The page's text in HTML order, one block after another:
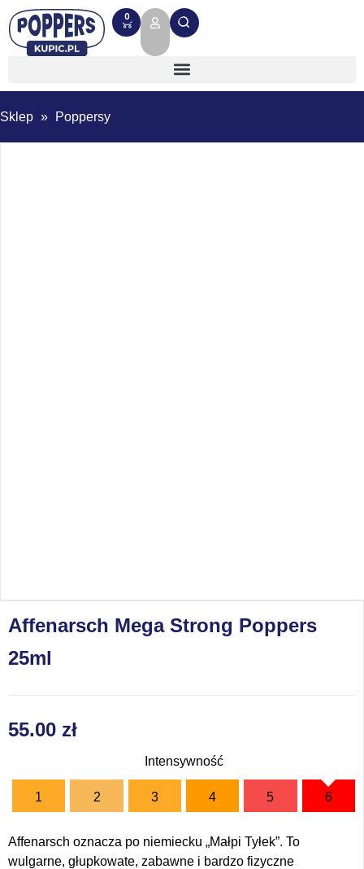
0
Sklep » Poppersy
Affenarsch Mega Strong Poppers
25ml
55.00 zł
Intensywność
1 2 3 4 5 6
Affenarsch oznacza po niemiecku „Małpi Tyłek”. To
wulgarne, głupkowate, zabawne i bardzo fizyczne